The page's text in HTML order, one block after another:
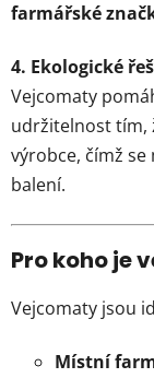
farmářské
4. Ekologické
Vejcomaty
udržitelnost tím,
výrobce, čímž
balení.
Pro koho je
Vejcomaty jsou
Místní